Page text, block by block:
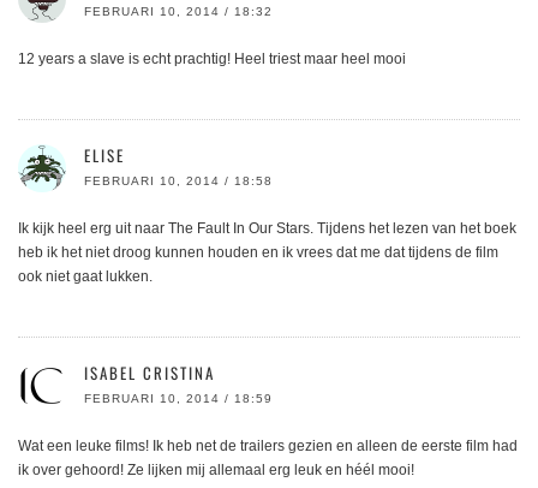
FEBRUARI 10, 2014 / 18:32
12 years a slave is echt prachtig! Heel triest maar heel mooi
ELISE
FEBRUARI 10, 2014 / 18:58
Ik kijk heel erg uit naar The Fault In Our Stars. Tijdens het lezen van het boek
heb ik het niet droog kunnen houden en ik vrees dat me dat tijdens de film
ook niet gaat lukken.
ISABEL CRISTINA
FEBRUARI 10, 2014 / 18:59
Wat een leuke films! Ik heb net de trailers gezien en alleen de eerste film had
ik over gehoord! Ze lijken mij allemaal erg leuk en héél mooi!